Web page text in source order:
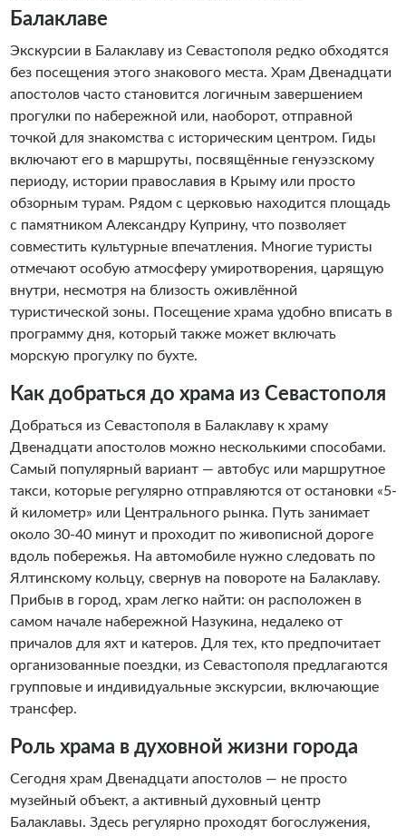
Балаклаве
Экскурсии в Балаклаву из Севастополя редко обходятся
без посещения этого знакового места. Храм Двенадцати
апостолов часто становится логичным завершением
прогулки по набережной или, наоборот, отправной
точкой для знакомства с историческим центром. Гиды
включают его в маршруты, посвящённые генуэзскому
периоду, истории православия в Крыму или просто
обзорным турам. Рядом с церковью находится площадь
с памятником Александру Куприну, что позволяет
совместить культурные впечатления. Многие туристы
отмечают особую атмосферу умиротворения, царящую
внутри, несмотря на близость оживлённой
туристической зоны. Посещение храма удобно вписать в
программу дня, который также может включать
морскую прогулку по бухте.
Как добраться до храма из Севастополя
Добраться из Севастополя в Балаклаву к храму
Двенадцати апостолов можно несколькими способами.
Самый популярный вариант — автобус или маршрутное
такси, которые регулярно отправляются от остановки «5-
й километр» или Центрального рынка. Путь занимает
около 30-40 минут и проходит по живописной дороге
вдоль побережья. На автомобиле нужно следовать по
Ялтинскому кольцу, свернув на повороте на Балаклаву.
Прибыв в город, храм легко найти: он расположен в
самом начале набережной Назукина, недалеко от
причалов для яхт и катеров. Для тех, кто предпочитает
организованные поездки, из Севастополя предлагаются
групповые и индивидуальные экскурсии, включающие
трансфер.
Роль храма в духовной жизни города
Сегодня храм Двенадцати апостолов — не просто
музейный объект, а активный духовный центр
Балаклавы. Здесь регулярно проходят богослужения,